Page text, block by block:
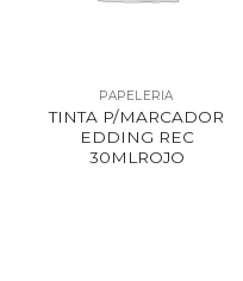
PAPELERIA
TINTA P/MARCADOR
EDDING REC
30MLROJO